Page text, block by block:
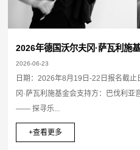
2026年德国沃尔夫冈·萨瓦利施
2026-06-23
日期：2026年8月19日-22日报名截
冈·萨瓦利施基金会支持方：巴伐利亚
—— 探寻乐...
+查看更多